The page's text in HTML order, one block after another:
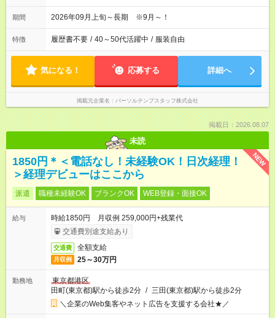
期間 2026年09月上旬～長期 ※9月～！
特徴 履歴書不要 / 40～50代活躍中 / 服装自由
気になる！ 応募する 詳細へ
掲載元企業名 パーソルテンプスタッフ株式会社
掲載日：2026.08.07
未読
NEW
1850円＊＜電話なし！未経験OK！日次経理！
＞経理デビューはここから
派遣 職種未経験OK ブランクOK WEB登録・面接OK
給与
時給1850円 月収例 259,000円+残業代
交通費別途支給あり
交通費 全額支給
月収例 25～30万円
勤務地
東京都港区
田町(東京都)駅から徒歩2分 / 三田(東京都)駅から徒歩2分
＼企業のWeb集客やネット広告を支援する会社★／